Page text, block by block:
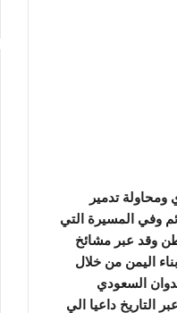
ومحاولة تدمير
وفي المسيرة التي
وقد عبر مشائخ
اليمن من خلال
السعودي
التاريخ داعيا الي